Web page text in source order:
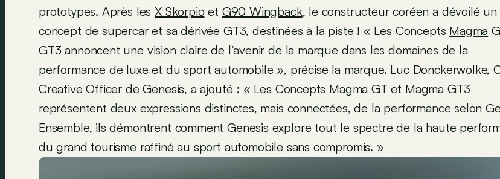
prototypes. Après lesX Skorpio et G90 Wingback, le constructeur coréen a dévoilé un
concept de supercar et sa dérivée GT3, destinées à la piste ! « Les Concepts Magma
GT3 annoncent une vision claire de l’avenir de la marque dans les domaines de la
performance de luxe et du sport automobile », précise la marque. Luc Donckerwolke,
Creative Officer de Genesis, a ajouté : « Les Concepts Magma GT et Magma GT3
représentent deux expressions distinctes, mais connectées, de la performance selon
Ensemble, ils démontrent comment Genesis explore tout le spectre de la haute
du grand tourisme raffiné au sport automobile sans compromis. »